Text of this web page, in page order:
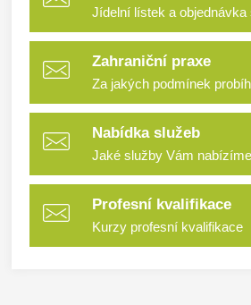
Jídelní lístek a objednávka
Zahraniční praxe
Za jakých podmínek
Nabídka služeb
Jaké služby Vám
Profesní kvalifikace
Kurzy profesní kvalifikace